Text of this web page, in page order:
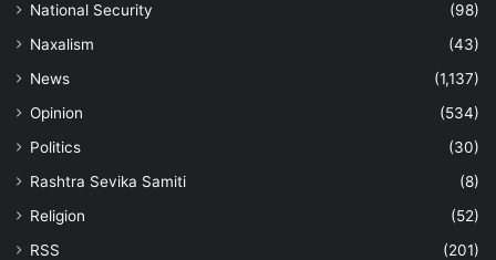
National Security
(98)
Naxalism
(43)
News
(1,137)
Opinion
(534)
Politics
(30)
Rashtra Sevika Samiti
(8)
Religion
(52)
RSS
(201)